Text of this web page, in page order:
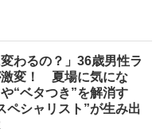
わるの？」36歳男性ラ
激変！ 夏場に気にな
“ベタつき”を解消す
ペシャリスト”が生み出